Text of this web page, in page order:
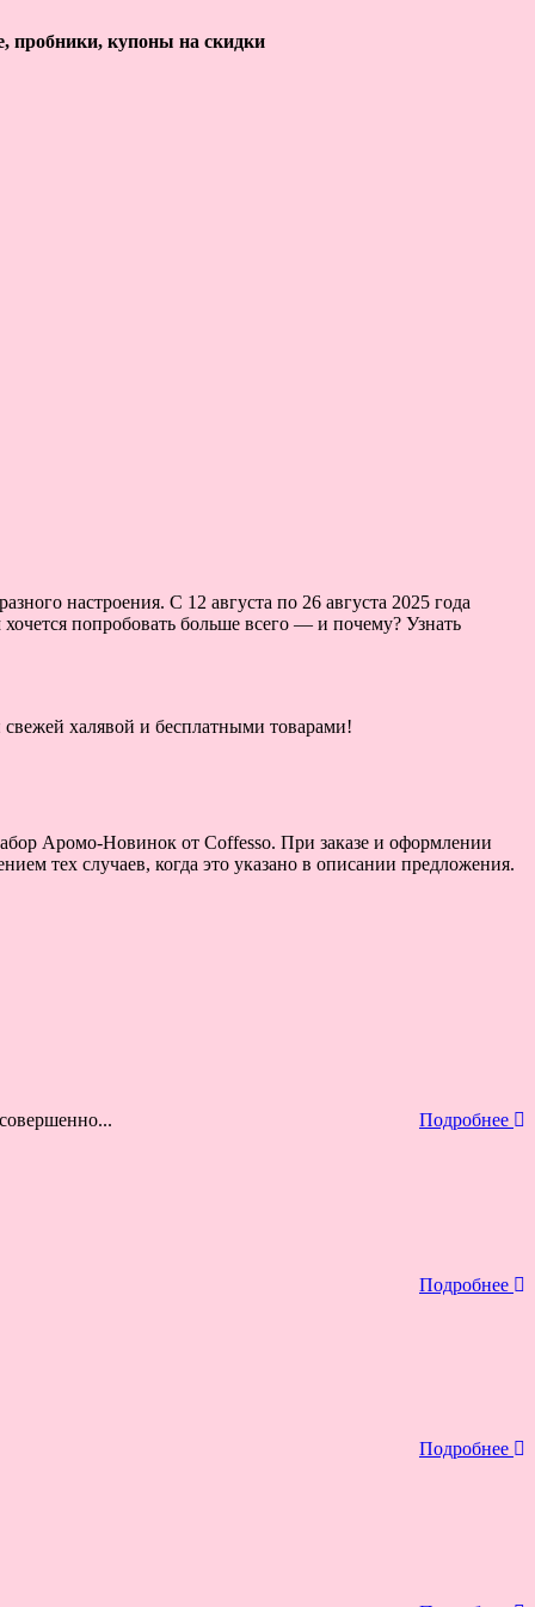
пробники, купоны на скидки
настроения. С 12 августа по 26 августа 2025 года
попробовать больше всего — и почему? Узнать
свежей халявой и бесплатными товарами!
Аромо-Новинок от Coffesso. При заказе и оформлении
тех случаев, когда это указано в описании предложения.
Подробнее
Подробнее
Подробнее